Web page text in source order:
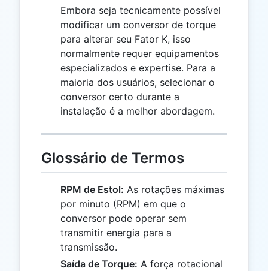
Embora seja tecnicamente possível
modificar um conversor de torque
para alterar seu Fator K, isso
normalmente requer equipamentos
especializados e expertise. Para a
maioria dos usuários, selecionar o
conversor certo durante a
instalação é a melhor abordagem.
Glossário de Termos
RPM de Estol: As rotações máximas
por minuto (RPM) em que o
conversor pode operar sem
transmitir energia para a
transmissão.
Saída de Torque: A força rotacional